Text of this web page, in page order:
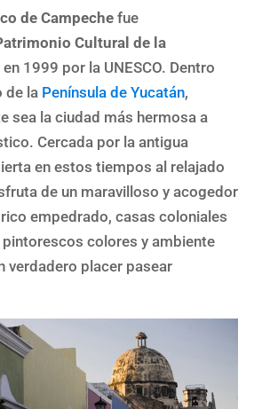
de Campechefue
Cultural de la
en 1999 por la UNESCO. Dentro
de la Península de Yucatán,
sea la ciudad más hermosa a
Cercada por la antigua
en estos tiempos al relajado
de un maravilloso y acogedor
empedrado, casas coloniales
colores y ambiente
verdadero placer pasear